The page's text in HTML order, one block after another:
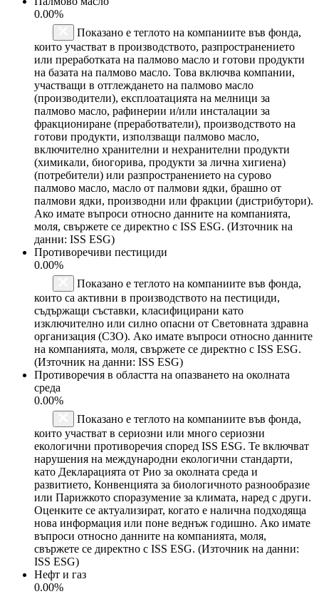
0.00%
Показано е теглото на компаниите във фонда,
които участват в производството, разпространението
или преработката на палмово масло и готови продукти
на базата на палмово масло. Това включва компании,
участващи в отглеждането на палмово масло
(производители), експлоатацията на мелници за
палмово масло, рафинерии и/или инсталации за
фракциониране (преработватели), производството на
готови продукти, използващи палмово масло,
включително хранителни и нехранителни продукти
(химикали, биогорива, продукти за лична хигиена)
(потребители) или разпространението на сурово
палмово масло, масло от палмови ядки, брашно от
палмови ядки, производни или фракции (дистрибутори).
Ако имате въпроси относно данните на компанията,
моля, свържете се директно с ISS ESG. (Източник на
данни: ISS ESG)
Противоречиви пестициди
0.00%
Показано е теглото на компаниите във фонда,
които са активни в производството на пестициди,
съдържащи съставки, класифицирани като
изключително или силно опасни от Световната здравна
организация (СЗО). Ако имате въпроси относно данните
на компанията, моля, свържете се директно с ISS ESG.
(Източник на данни: ISS ESG)
Противоречия в областта на опазването на околната
среда
0.00%
Показано е теглото на компаниите във фонда,
които участват в сериозни или много сериозни
екологични противоречия според ISS ESG. Те включват
нарушения на международни екологични стандарти,
като Декларацията от Рио за околната среда и
развитието, Конвенцията за биологичното разнообразие
или Парижкото споразумение за климата, наред с други.
Оценките се актуализират, когато е налична подходяща
нова информация или поне веднъж годишно. Ако имате
въпроси относно данните на компанията, моля,
свържете се директно с ISS ESG. (Източник на данни:
ISS ESG)
Нефт и газ
0.00%